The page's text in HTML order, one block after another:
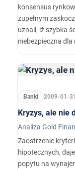
konsensus
zupełnym
uznali, iż szybka
niebezpieczna dla
Banki 2009-01-31
Kryzys, ale nie
Analiza Gold
Zaostrzenie
hipotecznych,
popytu na